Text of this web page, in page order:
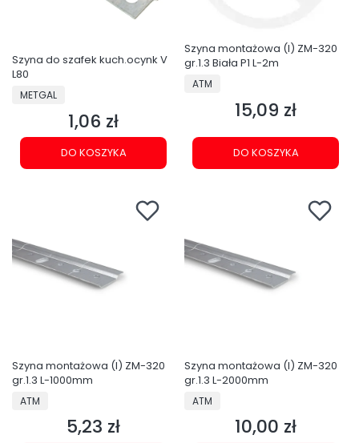
Szyna do szafek kuch.ocynk V
L80
PRODUCENT
METGAL
Cena
1,06 zł
DO KOSZYKA
Szyna montażowa (I) ZM-320
gr.1.3 Biała P1 L-2m
PRODUCENT
ATM
Cena
15,09 zł
DO KOSZYKA
Szyna montażowa (I) ZM-320
gr.1.3 L-1000mm
PRODUCENT
ATM
Cena
5,23 zł
Szyna montażowa (I) ZM-320
gr.1.3 L-2000mm
PRODUCENT
ATM
Cena
10,00 zł